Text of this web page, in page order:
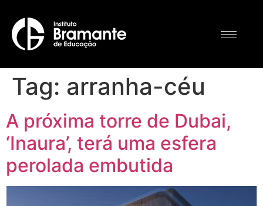
Tag: arranha-céu
A próxima torre de Dubai,
‘Inaura’, terá uma esfera
perolada embutida